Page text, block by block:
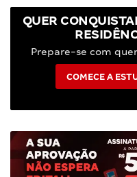
QUER
Prepare-se com
COMECE A